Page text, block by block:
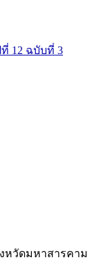
12 ฉบับที่ 3
หวัดมหาสารคาม